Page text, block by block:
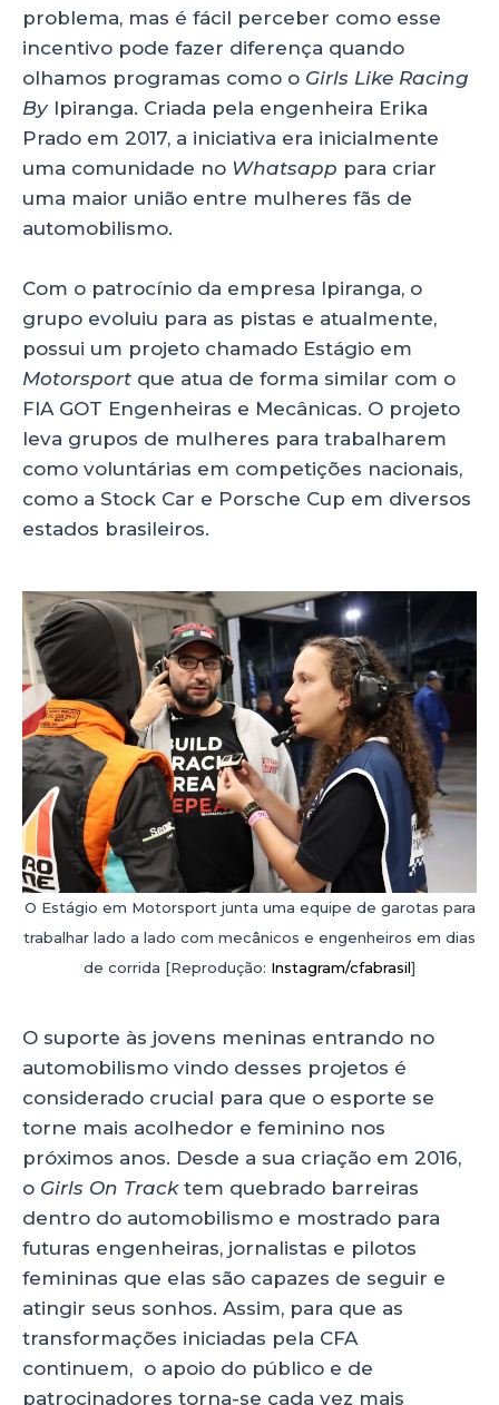
problema, mas é fácil perceber como esse
incentivo pode fazer diferença quando
olhamos programas como o Girls Like Racing
By Ipiranga. Criada pela engenheira Erika
Prado em 2017, a iniciativa era inicialmente
uma comunidade no Whatsapp para criar
uma maior união entre mulheres fãs de
automobilismo.
Com o patrocínio da empresa Ipiranga, o
grupo evoluiu para as pistas e atualmente,
possui um projeto chamado Estágio em
Motorsport que atua de forma similar com o
FIA GOT Engenheiras e Mecânicas. O projeto
leva grupos de mulheres para trabalharem
como voluntárias em competições nacionais,
como a Stock Car e Porsche Cup em diversos
estados brasileiros.
O Estágio em Motorsport junta uma equipe de garotas para
trabalhar lado a lado com mecânicos e engenheiros em dias
de corrida [Reprodução: Instagram/cfabrasil]
O suporte às jovens meninas entrando no
automobilismo vindo desses projetos é
considerado crucial para que o esporte se
torne mais acolhedor e feminino nos
próximos anos. Desde a sua criação em 2016,
o Girls On Tracktem quebrado barreiras
dentro do automobilismo e mostrado para
futuras engenheiras, jornalistas e pilotos
femininas que elas são capazes de seguir e
atingir seus sonhos. Assim, para que as
transformações iniciadas pela CFA
continuem, o apoio do público e de
patrocinadores torna-se cada vez mais